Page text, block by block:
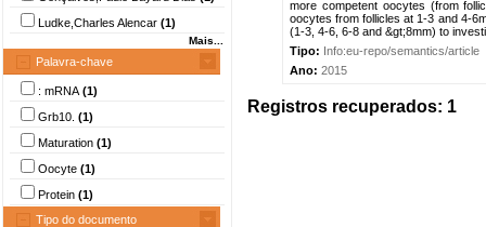
Ludke,Charles Alencar (1)
Mais...
Palavra-chave
: mRNA (1)
Grb10. (1)
Maturation (1)
Oocyte (1)
Protein (1)
Tipo do documento
more competent oocytes (from
oocytes from follicles at 1-3 and 4-
(1-3, 4-6, 6-8 and &gt;8mm) to
Tipo: Info:eu-repo/semantics/article
Ano: 2015
Registros recuperados: 1